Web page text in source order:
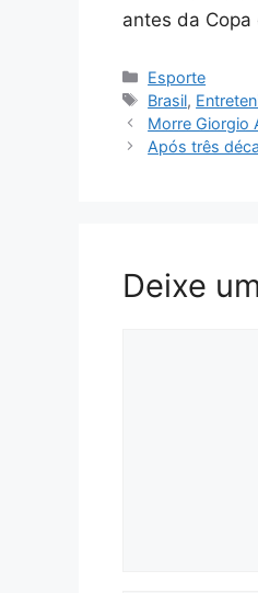
antes da Copa
Categorias
Esporte
Tags
Brasil,
Morre Giorgio
Após três
Deixe